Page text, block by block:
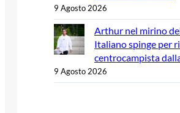
9 Agosto 2026
Arthur nel mirino
Italiano spinge per
centrocampista
9 Agosto 2026